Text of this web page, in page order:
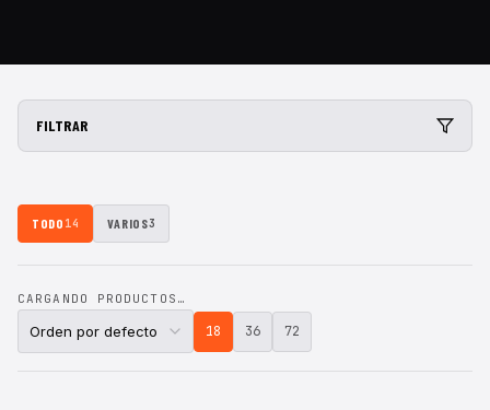
FILTRAR
TODO 14 VARIOS3
CARGANDO PRODUCTOS…
18 36 72